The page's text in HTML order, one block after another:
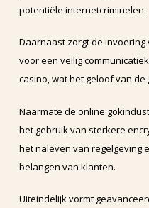
potentiële internetcriminelen.
Daarnaast zorgt de
voor een veilig
casino, wat het geloof van
Naarmate de online
het gebruik van sterkere
het naleven van regelgeving
belangen van klanten.
Uiteindelijk vormt